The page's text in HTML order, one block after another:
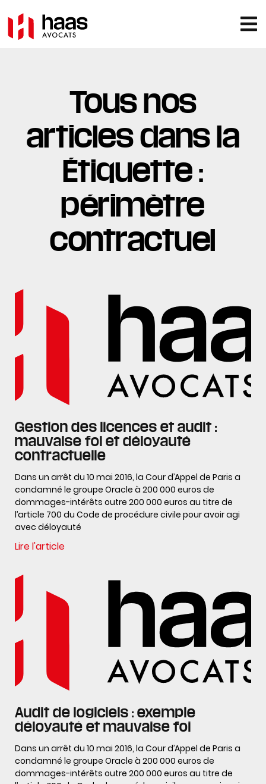
Tous nos
articles dans la
Étiquette :
périmètre
contractuel
Gestion des licences et audit :
mauvaise foi et déloyauté
contractuelle
Dans un arrêt du 10 mai 2016, la Cour d’Appel de Paris a
condamné le groupe Oracle à 200 000 euros de
dommages-intérêts outre 200 000 euros au titre de
l’article 700 du Code de procédure civile pour avoir agi
avec déloyauté
Lire l'article
Audit de logiciels : exemple
déloyauté et mauvaise foi
Dans un arrêt du 10 mai 2016, la Cour d’Appel de Paris a
condamné le groupe Oracle à 200 000 euros de
dommages-intérêts outre 200 000 euros au titre de